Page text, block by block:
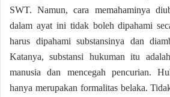
SWT. Namun, cara memahaminya
dalam ayat ini tidak boleh dipahami
harus dipahami substansinya dan
Katanya, substansi hukuman itu
manusia dan mencegah pencurian.
hanya merupakan formalitas belaka.